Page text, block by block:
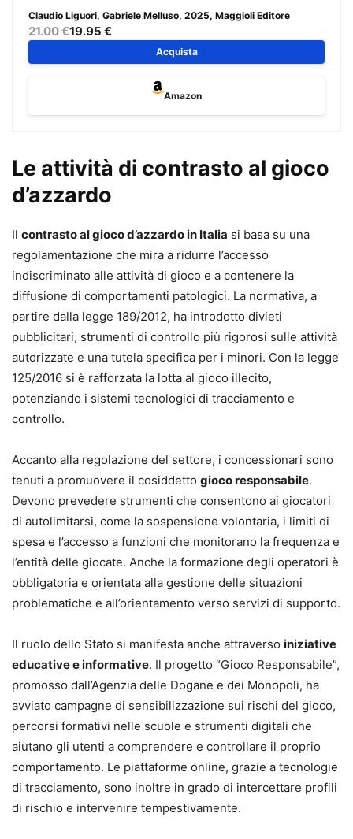
sovraindebitamento che richiedono risposte giuridiche,
sanitarie e sociali coordinate. Il volume, fascicolo di 75
pagine della collana «Soluzioni di Diritto», offre una guida
completa a professionisti e realtà che operano per la
(G.A.P.) sotto il profilo clinico, psicologico, sociale e
giuridico, con attenzione alla storia del fenomeno e alla
- Analisi interdisciplinare dei risvolti sanitari e dell’istituto
dell’amministrazione di sostegno, con approfondimenti
curati da esperti dei servizi sociosanitari.
- Esame sistematico delle soluzioni al
sovraindebitamento: ristrutturazione dei debiti del
consumatore, concordato minore, liquidazione controllata
ed esdebitazione dell’incapiente, alla luce della più
recente evoluzione normativa e giurisprudenziale.
- Approfondimento sul passaggio dalla “meritevolezza”
all’assenza di colpa grave e sulla centralità del concetto di
costituzionalmente orientato ai diritti dei soggetti
sovraindebitati.
- Focus sul ruolo delle associazioni dei consumatori, degli
sportelli territoriali, dei Comuni, delle ASL e dei Ser.D. nei
percorsi di aggancio, cura e riabilitazione economico-
sociale del giocatore.
- Approfondimento sulla prevenzione del
sovraindebitamento da gioco, sull’educazione finanziaria
- Formulari operativi (proposta di ristrutturazione dei
debiti, atti di liquidazione controllata, istanze di
esdebitazione, ricorso per nomina di amministratore di
sostegno) per tradurre subito in pratica le soluzioni
illustrate.
- Contenuti aggiuntivi online e formule incluse, per
disporre di uno strumento di lavoro aggiornato e
facilmente consultabile.
In un contesto in cui il G.A.P. e il sovraindebitamento sono
Claudio Liguori, Gabriele Melluso, 2025, Maggioli Editore
21.00 €19.95 €
Acquista
Amazon
Le attività di contrasto al gioco
d’azzardo
Il contrasto al gioco d’azzardo in Italia si basa su una
regolamentazione che mira a ridurre l’accesso
indiscriminato alle attività di gioco e a contenere la
diffusione di comportamenti patologici. La normativa, a
partire dalla legge 189/2012, ha introdotto divieti
pubblicitari, strumenti di controllo più rigorosi sulle attività
autorizzate e una tutela specifica per i minori. Con la legge
125/2016 si è rafforzata la lotta al gioco illecito,
potenziando i sistemi tecnologici di tracciamento e
controllo.
Accanto alla regolazione del settore, i concessionari sono
tenuti a promuovere il cosiddetto gioco responsabile.
Devono prevedere strumenti che consentono ai giocatori
di autolimitarsi, come la sospensione volontaria, i limiti di
spesa e l’accesso a funzioni che monitorano la frequenza e
l’entità delle giocate. Anche la formazione degli operatori è
obbligatoria e orientata alla gestione delle situazioni
problematiche e all’orientamento verso servizi di supporto.
Il ruolo dello Stato si manifesta anche attraverso iniziative
educative e informative. Il progetto “Gioco Responsabile”,
promosso dall’Agenzia delle Dogane e dei Monopoli, ha
avviato campagne di sensibilizzazione sui rischi del gioco,
percorsi formativi nelle scuole e strumenti digitali che
aiutano gli utenti a comprendere e controllare il proprio
comportamento. Le piattaforme online, grazie a tecnologie
di tracciamento, sono inoltre in grado di intercettare profili
di rischio e intervenire tempestivamente.